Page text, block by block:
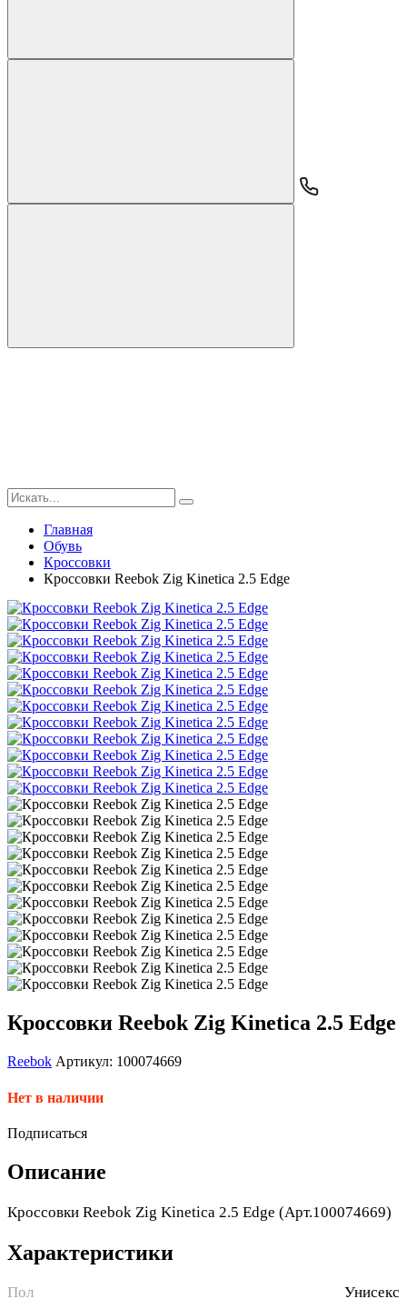
Главная
Обувь
Кроссовки
Кроссовки Reebok Zig Kinetica 2.5 Edge
Кроссовки Reebok Zig Kinetica 2.5 Edge
Reebok Артикул: 100074669
Нет в наличии
Подписаться
Описание
Кроссовки Reebok Zig Kinetica 2.5 Edge (Арт.100074669)
Характеристики
Пол
Унисекс